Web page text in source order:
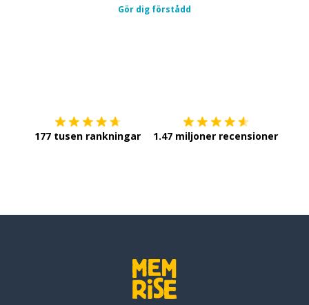
Gör dig förstådd
177 tusen rankningar 1.47 miljoner recensioner